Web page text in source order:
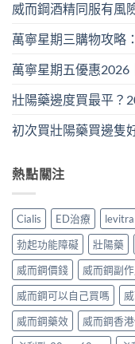
威而鋼酒精同服有風
萬寧星期三購物攻略
萬寧星期五優惠2026
壯陽藥邊度買最平？
初次買壯陽藥買邊隻
熱點關注
Cialis ED治療 levitra
勃起功能障礙
壯陽藥
威而鋼價錢
威而鋼副
威而鋼可以自己買嗎
威而鋼藥效
威而鋼香